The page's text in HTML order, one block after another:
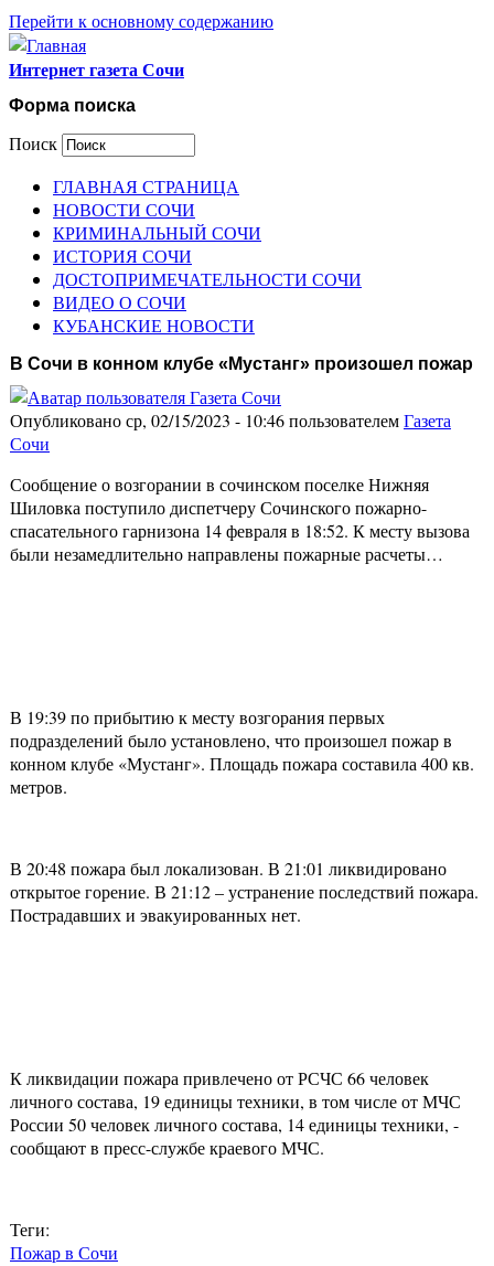
Перейти к основному содержанию
Интернет газета Сочи
Форма поиска
Поиск
ГЛАВНАЯ СТРАНИЦА
НОВОСТИ СОЧИ
КРИМИНАЛЬНЫЙ СОЧИ
ИСТОРИЯ СОЧИ
ДОСТОПРИМЕЧАТЕЛЬНОСТИ СОЧИ
ВИДЕО О СОЧИ
КУБАНСКИЕ НОВОСТИ
В Сочи в конном клубе «Мустанг» произошел пожар
Опубликовано ср, 02/15/2023 - 10:46 пользователемГазета
Сочи
Сообщение о возгорании в сочинском поселке Нижняя
Шиловка поступило диспетчеру Сочинского пожарно-
спасательного гарнизона 14 февраля в 18:52. К месту вызова
были незамедлительно направлены пожарные расчеты…
В 19:39 по прибытию к месту возгорания первых
подразделений было установлено, что произошел пожар в
конном клубе «Мустанг». Площадь пожара составила 400 кв.
метров.
В 20:48 пожара был локализован. В 21:01 ликвидировано
открытое горение. В 21:12 – устранение последствий пожара.
Пострадавших и эвакуированных нет.
К ликвидации пожара привлечено от РСЧС 66 человек
личного состава, 19 единицы техники, в том числе от МЧС
России 50 человек личного состава, 14 единицы техники, -
сообщают в пресс-службе краевого МЧС.
Теги:
Пожар в Сочи